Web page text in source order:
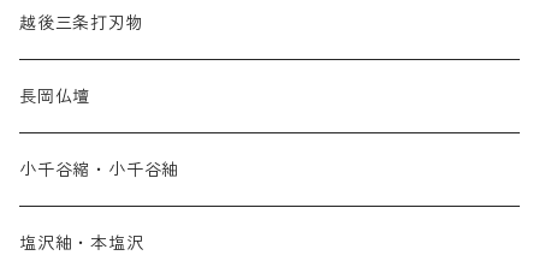
越後三条打刃物
長岡仏壇
小千谷縮・小千谷紬
塩沢紬・本塩沢